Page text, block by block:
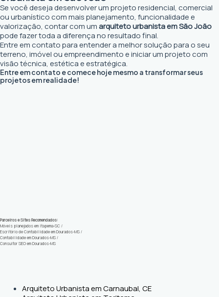
Se você deseja desenvolver um projeto residencial, comercial
ou urbanístico com mais planejamento, funcionalidade e
valorização, contar com umarquiteto urbanista em São João
pode fazer toda a diferença no resultado final.
Entre em contato para entender a melhor solução para o seu
terreno, imóvel ou empreendimento e iniciar um projeto com
visão técnica, estética e estratégica.
Entre em contato e comece hoje mesmo a transformar seus
projetos em realidade!
Parceiros e Sites Recomendados:
Móveis planejados em Itapema-SC /
Escritório de Contabilidade em Dourados-MS /
Contabilidade em Dourados-MS /
Consultor SEO em Dourados-MS
Arquiteto Urbanista em Carnaubal, CE